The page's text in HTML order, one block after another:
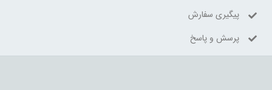
پیگیری سفارش
پرسش و پاسخ